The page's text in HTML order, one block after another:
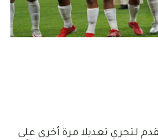
لتجري تعديلا مرة أخرى على